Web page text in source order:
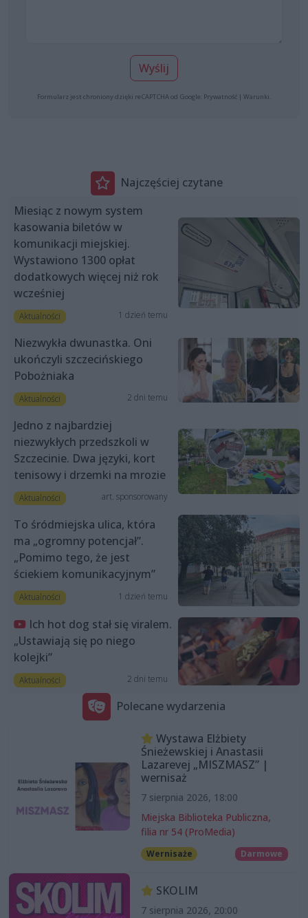
Wyślij
Formularz jest chroniony dzięki reCAPTCHA od Google: Prywatność | Warunki
Najczęściej czytane
Miesiąc z nowym system
kasowania biletów w
komunikacji miejskiej.
Wystawiono 1300 opłat
dodatkowych więcej niż rok
wcześniej
Aktualności 1 dzień temu
Niezwykła dwunastka. Oni
ukończyli szczecińskiego
Pobożniaka
Aktualności 2 dni temu
Jedno z najbardziej
niezwykłych przedszkoli w
Szczecinie. Dwa języki, kort
tenisowy i drzemki na mrozie
Aktualności art. sponsorowany
To śródmiejska ulica, która
ma „ogromny potencjał”.
„Pomimo tego, że jest
ściekiem komunikacyjnym”
Aktualności 1 dzień temu
Ich hot dog stał się viralem.
„Ustawiają się po niego
kolejki”
Aktualności 2 dni temu
Polecane wydarzenia
Wystawa Elżbiety
Śnieżewskiej i Anastasii
Lazarevej „MISZMASZ” |
wernisaż
7 sierpnia 2026, 18:00
Miejska Biblioteka Publiczna,
filia nr 54 (ProMedia)
Wernisaże Darmowe
SKOLIM
7 sierpnia 2026, 20:00